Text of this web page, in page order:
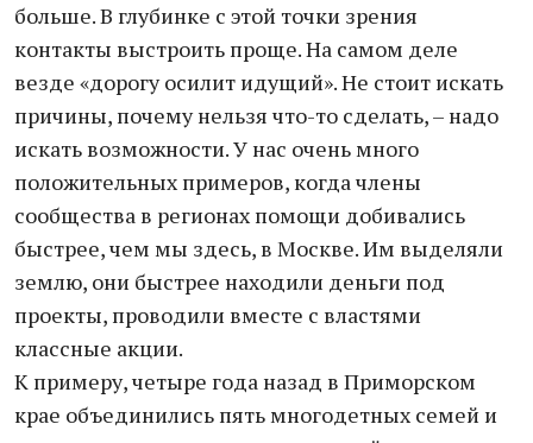
больше. В глубинке с этой точки зрения
контакты выстроить проще. На самом деле
везде «дорогу осилит идущий». Не стоит искать
причины, почему нельзя что-то сделать, – надо
искать возможности. У нас очень много
положительных примеров, когда члены
сообщества в регионах помощи добивались
быстрее, чем мы здесь, в Москве. Им выделяли
землю, они быстрее находили деньги под
проекты, проводили вместе с властями
классные акции.
К примеру, четыре года назад в Приморском
крае объединились пять многодетных семей и